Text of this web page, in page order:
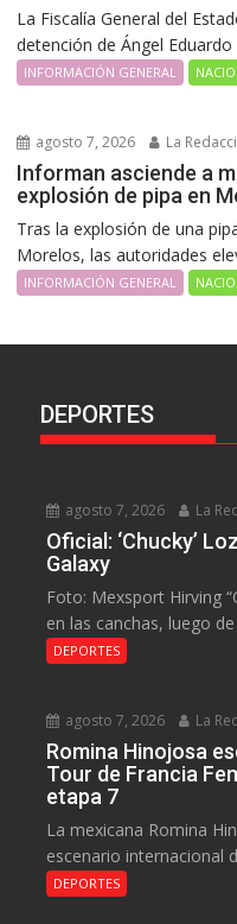
La Fiscalía General del
detención de Ángel Eduardo
INFORMACIÓN GENERAL
agosto 7, 2026 La
Informan asciende a
explosión de pipa en
Tras la explosión de una
Morelos, las autoridades
INFORMACIÓN GENERAL
DEPORTES
agosto 7, 2026 La
Oficial: ‘Chucky’
Galaxy
Foto: Mexsport Hirving
en las canchas, luego de
DEPORTES
agosto 7, 2026 La
Romina Hinojosa
Tour de Francia
etapa 7
La mexicana Romina
escenario internacional
DEPORTES